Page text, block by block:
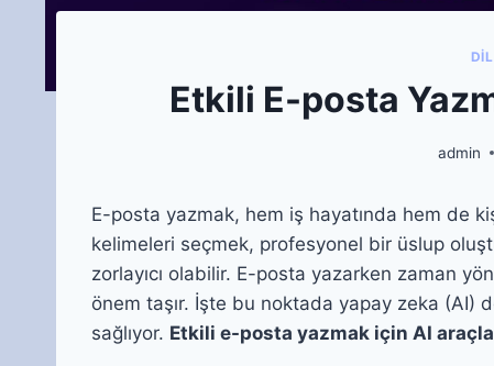
Etkili E-posta
admin
E-posta yazmak, hem iş hayatında hem de
kelimeleri seçmek, profesyonel bir üslup
zorlayıcı olabilir. E-posta yazarken zaman
önem taşır. İşte bu noktada yapay zeka (AI)
sağlıyor. Etkili e-posta yazmak için AI